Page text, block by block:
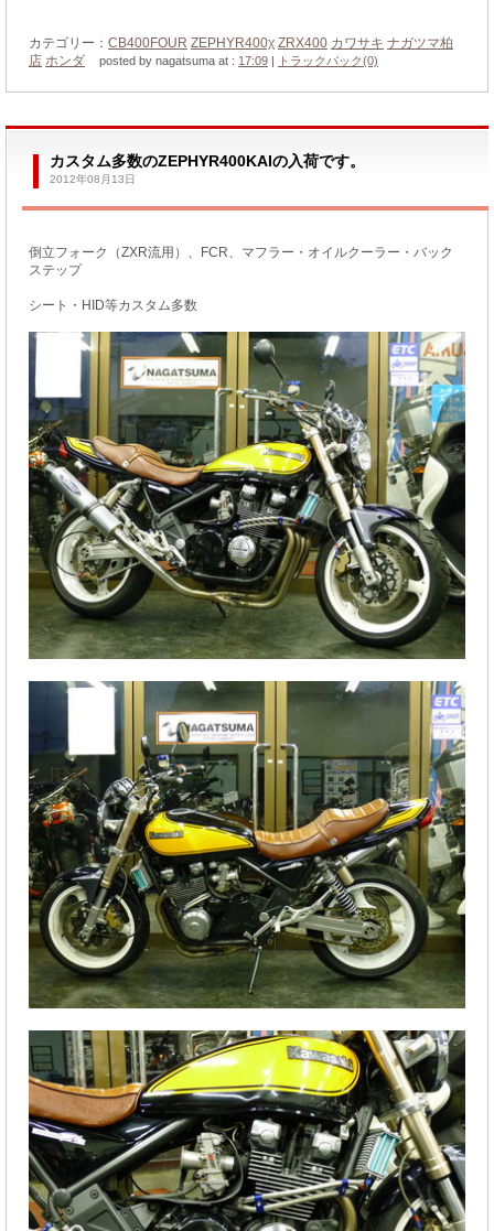
カテゴリー： CB400FOUR ZEPHYR400χ ZRX400 カワサキ ナガツマ柏
店 ホンダ posted by nagatsuma at : 17:09 | トラックバック(0)
カスタム多数のZEPHYR400KAIの入荷です。
2012年08月13日
倒立フォーク（ZXR流用）、FCR、マフラー・オイルクーラー・バック
ステップ
シート・HID等カスタム多数